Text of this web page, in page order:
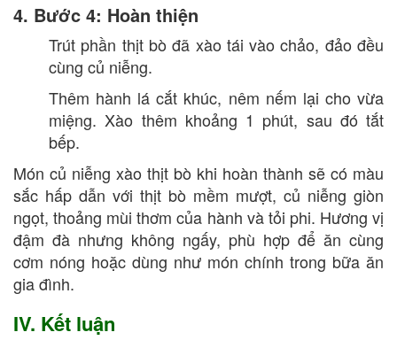
4. Bước 4: Hoàn thiện
Trút phần thịt bò đã xào tái vào chảo, đảo đều
cùng củ niễng.
Thêm hành lá cắt khúc, nêm nếm lại cho vừa
miệng. Xào thêm khoảng 1 phút, sau đó tắt
bếp.
Món củ niễng xào thịt bò khi hoàn thành sẽ có màu
sắc hấp dẫn với thịt bò mềm mượt, củ niễng giòn
ngọt, thoảng mùi thơm của hành và tỏi phi. Hương vị
đậm đà nhưng không ngấy, phù hợp để ăn cùng
cơm nóng hoặc dùng như món chính trong bữa ăn
gia đình.
IV. Kết luận